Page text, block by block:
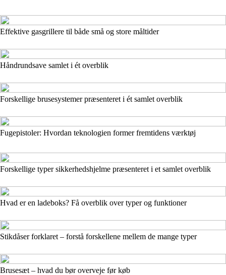
Effektive gasgrillere til både små og store måltider
Håndrundsave samlet i ét overblik
Forskellige brusesystemer præsenteret i ét samlet overblik
Fugepistoler: Hvordan teknologien former fremtidens værktøj
Forskellige typer sikkerhedshjelme præsenteret i et samlet overblik
Hvad er en ladeboks? Få overblik over typer og funktioner
Stikdåser forklaret – forstå forskellene mellem de mange typer
Brusesæt – hvad du bør overveje før køb